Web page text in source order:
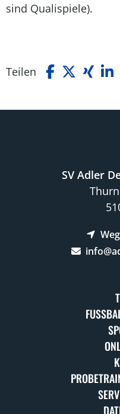
sind Qualispiele).
Teilen
SV Adler